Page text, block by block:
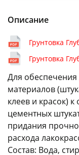
Описание
Грунтовка
Грунтовка
Для
материалов
клеев и красок)
цементных
придания
расхода
Состав: Вода,